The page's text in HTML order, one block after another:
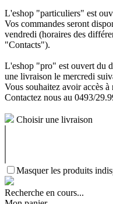
L'eshop "particuliers" est
Vos commandes seront
vendredi (horaires des
"Contacts").
L'eshop "pro" est ouvert du
une livraison le mercredi
Vous souhaitez avoir accès
Contactez nous au 0493/
Choisir une livraison
Masquer les produits
Recherche en cours...